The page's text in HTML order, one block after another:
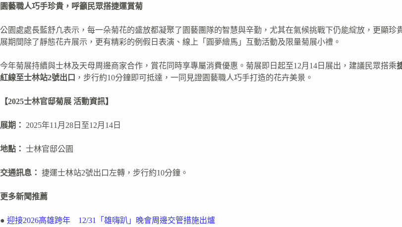
園藝職人巧手珍貴，呼籲民眾搭捷運賞菊
公園處處長藍舒凢表示，每一朵菊花的盛放都凝聚了園藝團隊的智慧與辛勤，尤其在氣候挑戰下仍能綻放，更顯珍
展期間除了靜態花卉展示，更有精彩的例假日表演、線上「圓夢繪馬」互動活動及限量菊展小禮。
今年菊展持續與士林及天母周邊商家合作，賞花同時享專屬消費優惠。菊展即日起至12月14日展出，建議民眾搭乘
紅線至士林站2號出口 ，步行約10分鐘即可抵達，一同見證園藝職人巧手打造的花卉美景。
【2025士林官邸菊展 活動資訊】
展期： 2025年11月28日至12月14日
地點： 士林官邸公園
交通訊息： 捷運士林站2號出口左轉，步行約10分鐘。
更多新聞推薦
● 迎接2026高雄跨年 12/31「雄嗨趴」晚會周邊交管措施出爐